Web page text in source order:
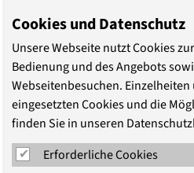
Gedenkstätten sind heute
zugleich: Sie laden zum
Verbrechen ein, die in
Barbarei verwandelte und
öffentliches Andenken.
individuellen
Nach der Befreiung 1945
Cookies und Datenschutz
Unsere Webseite nutzt Cookies
Bedienung und des Angebots
Webseitenbesuchen.
eingesetzten Cookies und die
finden Sie in unseren
Erforderliche Cookies